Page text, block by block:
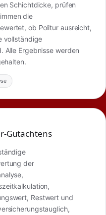
Schichtdicke, prüfen
die
ob Politur ausreicht,
vollständige
Alle Ergebnisse werden
Gutachtens
der
Restwert und